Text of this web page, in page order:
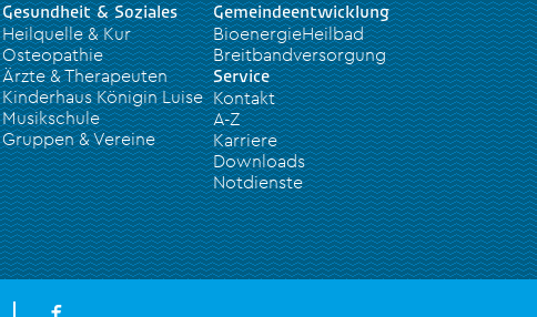
Gesundheit & Soziales
Heilquelle & Kur
Osteopathie
Ärzte & Therapeuten
Kinderhaus Königin Luise
Musikschule
Gruppen & Vereine
Gemeindeentwicklung
BioenergieHeilbad
Breitbandversorgung
Service
Kontakt
A-Z
Karriere
Downloads
Notdienste